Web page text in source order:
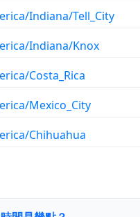
Indiana/Tell_City
Indiana/Knox
Costa_Rica
Mexico_City
Chihuahua